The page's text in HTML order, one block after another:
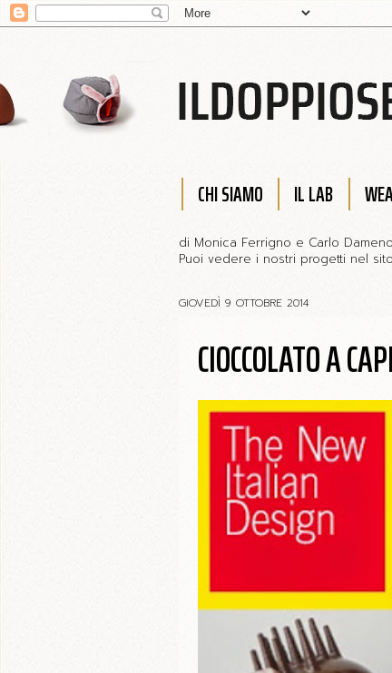
CHI SIAMO IL LAB
di Monica Ferrigno e Carlo
Puoi vedere i nostri progetti nel sito
GIOVEDÌ 9 OTTOBRE 2014
CIOCCOLATO A